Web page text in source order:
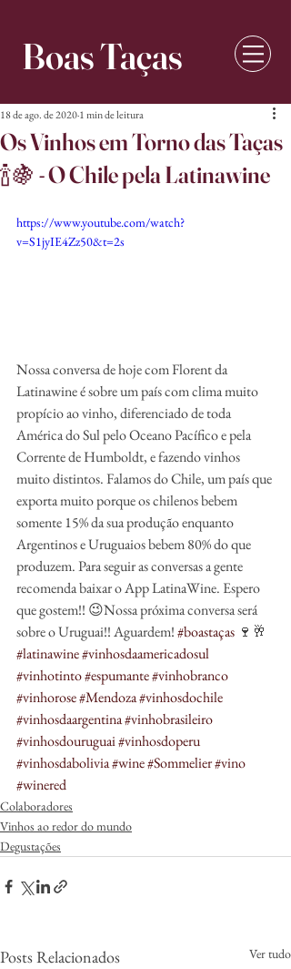
Boas Taças
Os Vinhos em Torno das Taças
🍾🍇 - O Chile pela Latinawine
18 de ago. de 20201 min de leitura
https://www.youtube.com/watch?
v=S1jyIE4Zz50&t=2s
Nossa conversa de hoje com Florent da
Latinawine é sobre um país com clima muito
propício ao vinho, diferenciado de toda
América do Sul pelo Oceano Pacífico e pela
Corrente de Humboldt, e fazendo vinhos
muito distintos. Falamos do Chile, um país que
exporta muito porque os chilenos bebem
somente 15% da sua produção enquanto
Argentinos e Uruguaios bebem 80% do que
produzem. Para seguir as conversas a gente
recomenda baixar o App LatinaWine. Espero
que gostem!! 😉Nossa próxima conversa será
sobre o Uruguai!! Aguardem! #boastaças 🍷🥂
#latinawine#vinhosdaamericadosul
#vinhotinto#espumante#vinhobranco
#vinhorose#Mendoza#vinhosdochile
#vinhosdaargentina#vinhobrasileiro
#vinhosdouruguai#vinhosdoperu
#vinhosdabolivia#wine#Sommelier#vino
#winered
Colaboradores
Vinhos ao redor do mundo
Degustações
Posts Relacionados Ver tudo